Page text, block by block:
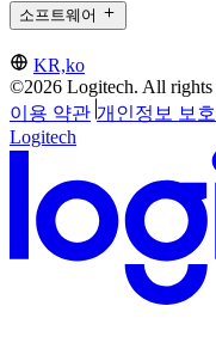
소프트웨어
KR,ko
©2026 Logitech. All rights
이용 약관 개인정보 보
Logitech